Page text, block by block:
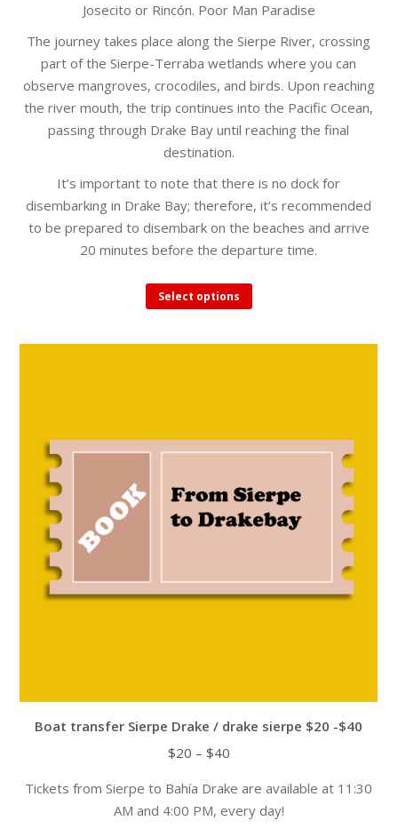
Josecito or Rincón. Poor Man Paradise
The journey takes place along the Sierpe River, crossing
part of the Sierpe-Terraba wetlands where you can
observe mangroves, crocodiles, and birds. Upon reaching
the river mouth, the trip continues into the Pacific Ocean,
passing through Drake Bay until reaching the final
destination.
It’s important to note that there is no dock for
disembarking in Drake Bay; therefore, it’s recommended
to be prepared to disembark on the beaches and arrive
20 minutes before the departure time.
Select options
may
chosen
on
page
Boat transfer Sierpe Drake / drake sierpe $20 -$40
$20 – $40Price
$20
through
Tickets from Sierpe to Bahía Drake are available at 11:30
AM and 4:00 PM, every day!